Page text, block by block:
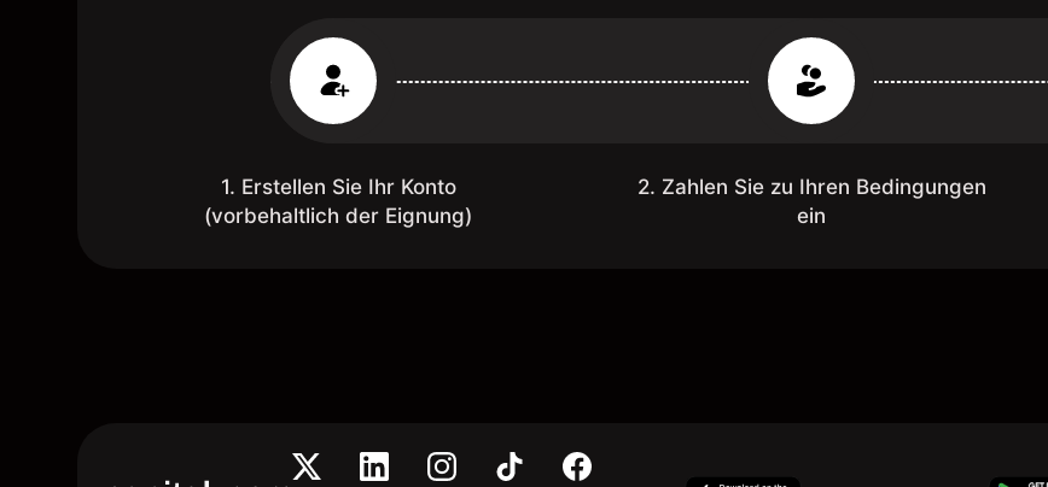
1. Erstellen Sie Ihr Konto
(vorbehaltlich der Eignung)
2. Zahlen Sie zu Ihren Bedingungen
ein